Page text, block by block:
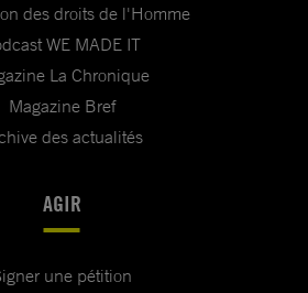
des droits de l'Homme
WE MADE IT
La Chronique
Magazine Bref
des actualités
AGIR
une pétition